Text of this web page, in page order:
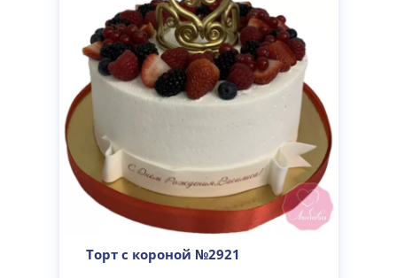
Торт с короной №2921